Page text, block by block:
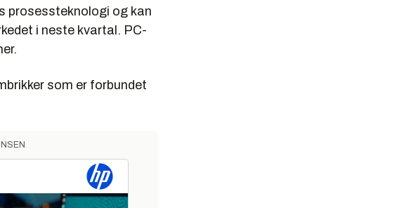
prosessteknologi og kan
i neste kvartal. PC-
som er forbundet